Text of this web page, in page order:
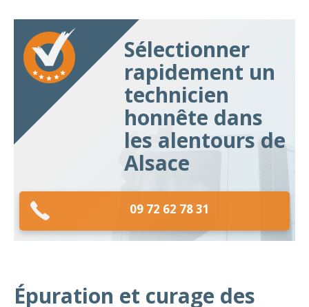
Sélectionner
rapidement un
technicien
honnête dans
les alentours de
Alsace
09 72 62 78 31
Épuration et curage des